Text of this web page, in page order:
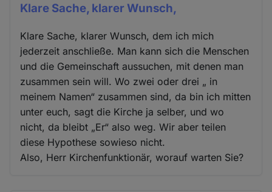
Klare Sache, klarer Wunsch,
Klare Sache, klarer Wunsch, dem ich mich
jederzeit anschließe. Man kann sich die Menschen
und die Gemeinschaft aussuchen, mit denen man
zusammen sein will. Wo zwei oder drei „ in
meinem Namen“ zusammen sind, da bin ich mitten
unter euch, sagt die Kirche ja selber, und wo
nicht, da bleibt „Er“ also weg. Wir aber teilen
diese Hypothese sowieso nicht.
Also, Herr Kirchenfunktionär, worauf warten Sie?